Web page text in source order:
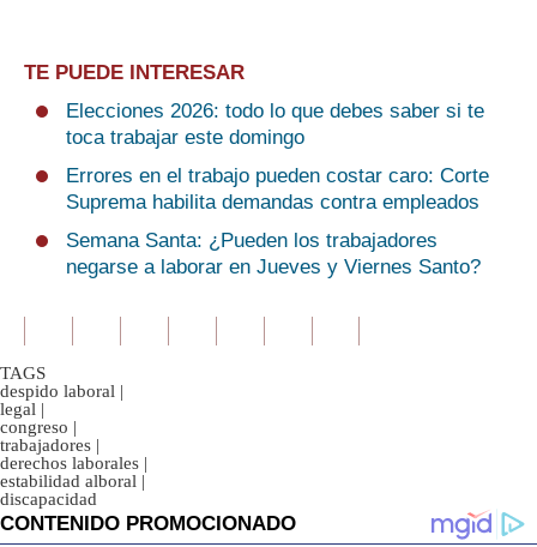
TE PUEDE INTERESAR
Elecciones 2026: todo lo que debes saber si te
toca trabajar este domingo
Errores en el trabajo pueden costar caro: Corte
Suprema habilita demandas contra empleados
Semana Santa: ¿Pueden los trabajadores
negarse a laborar en Jueves y Viernes Santo?
TAGS
despido laboral |
legal |
congreso |
trabajadores |
derechos laborales |
estabilidad alboral |
discapacidad